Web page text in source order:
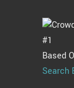
#1
Based
Search